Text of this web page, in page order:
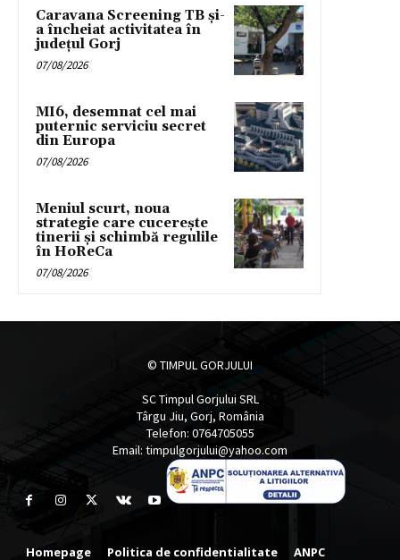
Caravana Screening TB și-
a încheiat activitatea în
județul Gorj
07/08/2026
MI6, desemnat cel mai
puternic serviciu secret
din Europa
07/08/2026
Meniul scurt, noua
strategie care cucerește
tinerii și schimbă regulile
în HoReCa
07/08/2026
© TIMPUL GORJULUI
SC Timpul Gorjului SRL
Târgu Jiu, Gorj, România
Telefon: 0764705055
Email: timpulgorjului@yahoo.com
Homepage Politica de confidentialitate ANPC